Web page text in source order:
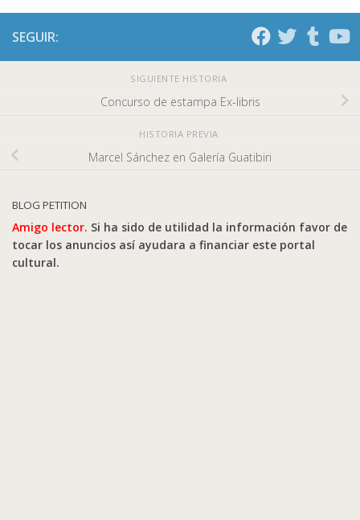
SEGUIR:
SIGUIENTE HISTORIA
Concurso de estampa Ex-libris
HISTORIA PREVIA
Marcel Sánchez en Galería Guatibiri
BLOG PETITION
Amigo lector. Si ha sido de utilidad la información favor de
tocar los anuncios así ayudara a financiar este portal
cultural.